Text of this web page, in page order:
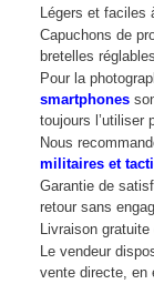
Légers et faciles
Capuchons de
bretelles
Pour la
smartphones
toujours l’utiliser
Nous
militaires et
Garantie de
retour sans
Livraison
Le vendeur
vente directe, en